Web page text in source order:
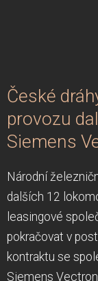
České
provozu
Siemens
Národní
dalších 12
leasingové
pokračovat v
kontraktu se
Siemens